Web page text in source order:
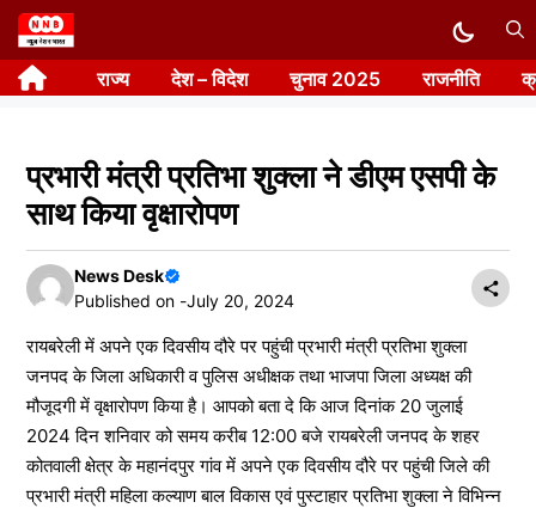
Skip
to
content राज्य देश – विदेश चुनाव 2025 राजनीति
प्रभारी मंत्री प्रतिभा शुक्ला ने डीएम एसपी के
साथ किया वृक्षारोपण
News Desk
Published on -July 20, 2024
रायबरेली में अपने एक दिवसीय दौरे पर पहुंची प्रभारी मंत्री प्रतिभा शुक्ला
जनपद के जिला अधिकारी व पुलिस अधीक्षक तथा भाजपा जिला अध्यक्ष की
मौजूदगी में वृक्षारोपण किया है। आपको बता दे कि आज दिनांक 20 जुलाई
2024 दिन शनिवार को समय करीब 12:00 बजे रायबरेली जनपद के शहर
कोतवाली क्षेत्र के महानंदपुर गांव में अपने एक दिवसीय दौरे पर पहुंची जिले की
प्रभारी मंत्री महिला कल्याण बाल विकास एवं पुस्टाहार प्रतिभा शुक्ला ने विभिन्न